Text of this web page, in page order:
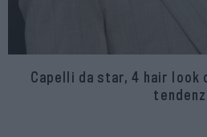
Capelli da star, 4 hair look